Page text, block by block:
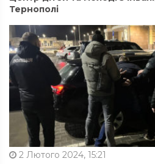
Тернополі
2 Лютого 2024, 15:21